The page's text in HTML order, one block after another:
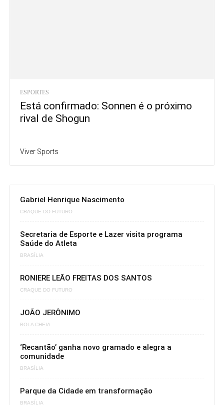
ESPORTES
Está confirmado: Sonnen é o próximo
rival de Shogun
Viver Sports
Gabriel Henrique Nascimento
CRAQUE DO FUTURO
Secretaria de Esporte e Lazer visita programa
Saúde do Atleta
BRASÍLIA
RONIERE LEÃO FREITAS DOS SANTOS
CRAQUE DO FUTURO
JOÃO JERÔNIMO
BOLA CHEIA
‘Recantão’ ganha novo gramado e alegra a
comunidade
BRASÍLIA
Parque da Cidade em transformação
BRASÍLIA